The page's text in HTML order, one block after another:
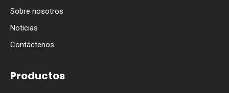
Sobre nosotros
Noticias
Contáctenos
Productos